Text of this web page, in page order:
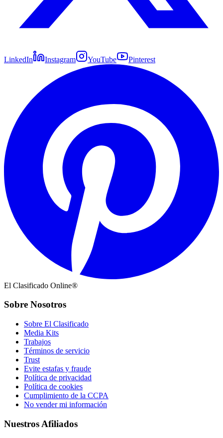
LinkedIn Instagram YouTube Pinterest
El Clasificado Online®
Sobre Nosotros
Sobre El Clasificado
Media Kits
Trabajos
Términos de servicio
Trust
Evite estafas y fraude
Política de privacidad
Política de cookies
Cumplimiento de la CCPA
No vender mi información
Nuestros Afiliados